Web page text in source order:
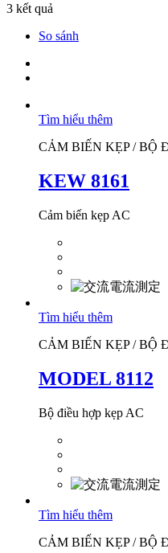
3 kết quả
So sánh
Tìm hiểu thêm
CẢM BIẾN KẸP / BỘ
KEW 8161
Cảm biến kẹp AC
Tìm hiểu thêm
CẢM BIẾN KẸP / BỘ
MODEL 8112
Bộ điều hợp kẹp AC
Tìm hiểu thêm
CẢM BIẾN KẸP / BỘ